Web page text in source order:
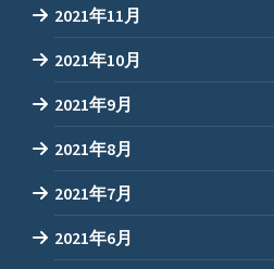
2021年11月
2021年10月
2021年9月
2021年8月
2021年7月
2021年6月